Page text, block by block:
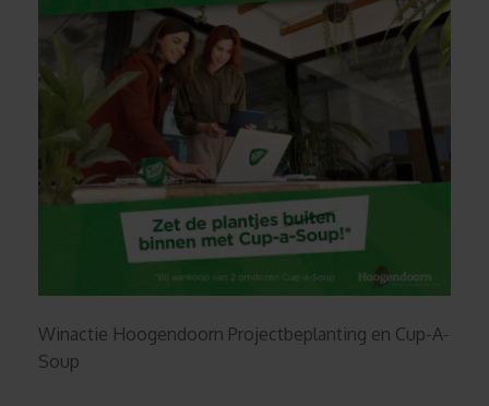
Winactie Hoogendoorn Projectbeplanting en Cup-A-
Soup